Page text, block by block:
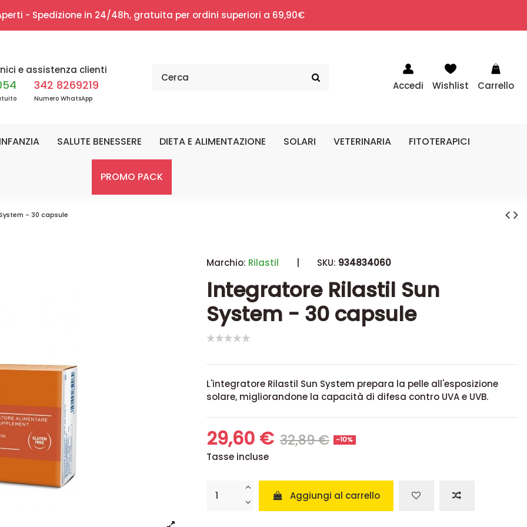
- Spedizione in 24/48h, gratuita per ordini superiori a 69,90€
e assistenza clienti
342 8269219
Numero WhatsApp
Accedi Wishlist Carrello
SALUTE BENESSERE DIETA E ALIMENTAZIONE SOLARI VETERINARIA FITOTERAPICI
PROMO PACK
- 30 capsule
Marchio: Rilastil | SKU: 934834060
Integratore Rilastil Sun
System - 30 capsule
L'integratore Rilastil Sun System prepara la pelle all'esposizione
solare, migliorandone la capacità di difesa contro UVA e UVB.
29,60 € 32,89 € -10%
Tasse incluse
Aggiungi al carrello